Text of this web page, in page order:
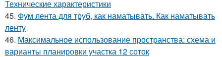
Технические характеристики
45. Фум лента для труб, как наматывать. Как наматывать
ленту
46. Максимальное использование пространства: схема и
варианты планировки участка 12 соток